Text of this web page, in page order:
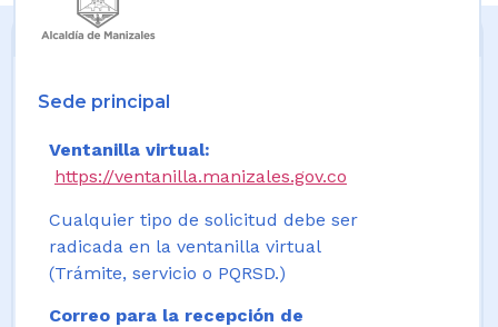
Sede principal
Ventanilla virtual:
https://ventanilla.manizales.gov.co
Cualquier tipo de solicitud debe ser
radicada en la ventanilla virtual
(Trámite, servicio o PQRSD.)
Correo para la recepción de